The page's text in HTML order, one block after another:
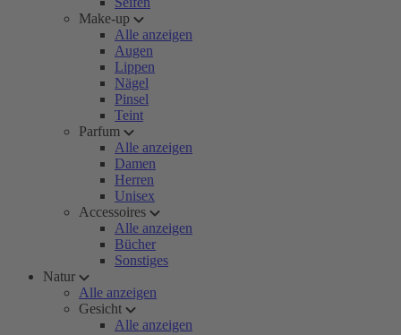
Make-up
Alle anzeigen
Augen
Lippen
Nägel
Pinsel
Teint
Parfum
Alle anzeigen
Damen
Herren
Unisex
Accessoires
Alle anzeigen
Bücher
Sonstiges
Natur
Alle anzeigen
Gesicht
Alle anzeigen